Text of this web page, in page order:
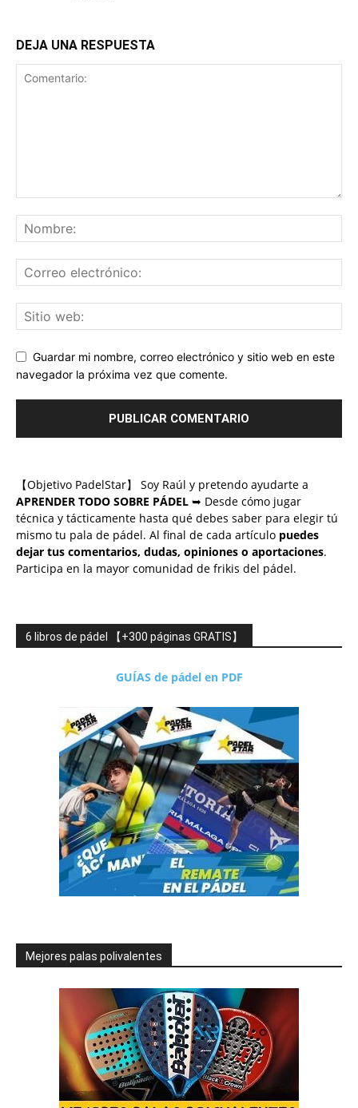
DEJA UNA RESPUESTA
Guardar mi nombre, correo electrónico y sitio web en este
navegador la próxima vez que comente.
【Objetivo PadelStar】 Soy Raúl y pretendo ayudarte a
APRENDER TODO SOBRE PÁDEL ➥ Desde cómo jugar
técnica y tácticamente hasta qué debes saber para elegir tú
mismo tu pala de pádel. Al final de cada artículo puedes
dejar tus comentarios, dudas, opiniones o aportaciones.
Participa en la mayor comunidad de frikis del pádel.
6 libros de pádel 【+300 páginas GRATIS】
GUÍAS de pádel en PDF
Mejores palas polivalentes